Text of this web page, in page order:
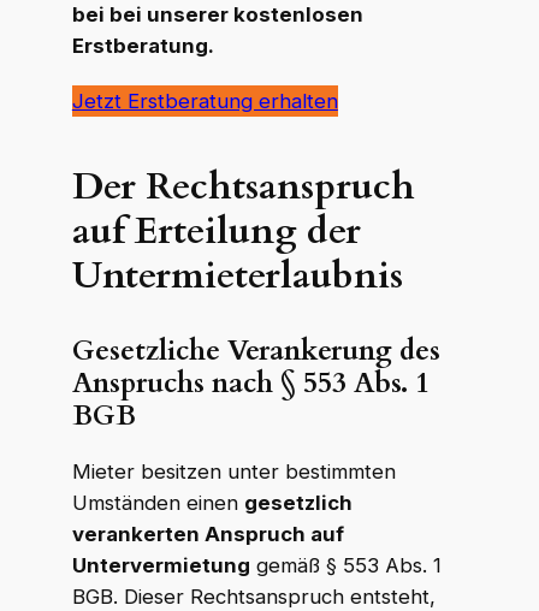
K R WKR Rechtsanwälte
Online · echte Anwälte, kein Callcenter
bei bei unserer kostenlosen
Erstberatung.
Jetzt Erstberatung erhalten
Der Rechtsanspruch
auf Erteilung der
Untermieterlaubnis
Gesetzliche Verankerung des
Anspruchs nach § 553 Abs. 1
BGB
Mieter besitzen unter bestimmten
Umständen einen gesetzlich
verankerten Anspruch auf
Untervermietung gemäß § 553 Abs. 1
BGB. Dieser Rechtsanspruch entsteht,